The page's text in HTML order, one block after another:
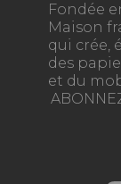
Fondée
Maison
qui crée,
des
et du